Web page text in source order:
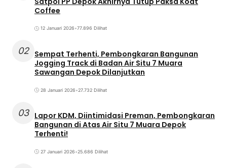
Coffee
12 Januari 2026•77.896 Dilihat
02 Sempat Terhenti, Pembongkaran Bangunan
Jogging Track di Badan Air Situ 7 Muara
Sawangan Depok Dilanjutkan
28 Januari 2026•27.732 Dilihat
03 Lapor KDM, Diintimidasi Preman, Pembongkaran
Bangunan di Atas Air Situ 7 Muara Depok
Terhenti!
27 Januari 2026•25.686 Dilihat